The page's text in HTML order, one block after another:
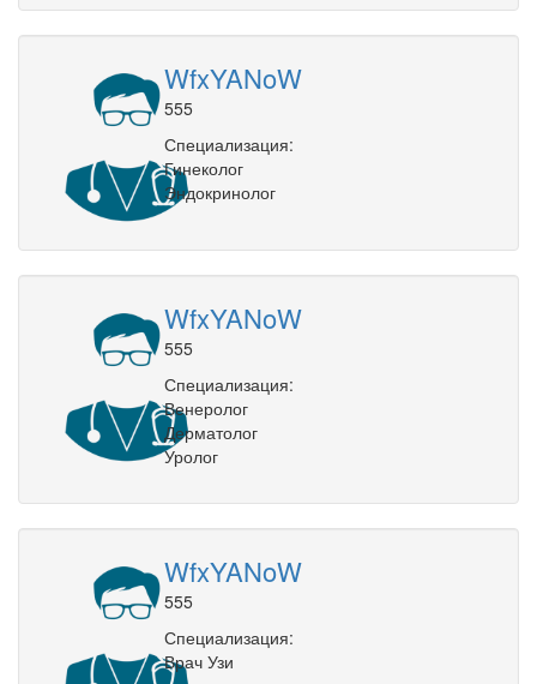
WfxYANoW
555
Специализация:
Гинеколог
Эндокринолог
WfxYANoW
555
Специализация:
Венеролог
Дерматолог
Уролог
WfxYANoW
555
Специализация:
Врач Узи